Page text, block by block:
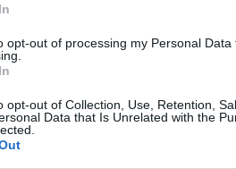
opt-out of processing my Personal Data
opt-out of Collection, Use, Retention,
Data that Is Unrelated with the
la encontraremos en la sala de
como todas las
de visitar la galería para
conseguir por pre-order:
las tan populares -en Japón- tarjetas
más sobre